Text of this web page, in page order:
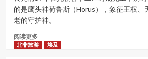
语
忆
（二
十
阿
布
及：
两
行
程，
的是鹰头神荷鲁斯（Horus），象征王权、
老的守护神。
阅读更多Read
more
北非旅游 埃及